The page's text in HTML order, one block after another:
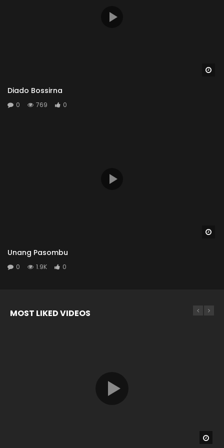
Diado Bossirna
0 769 0
Unang Pasombu
0 1.9K 0
MOST LIKED VIDEOS